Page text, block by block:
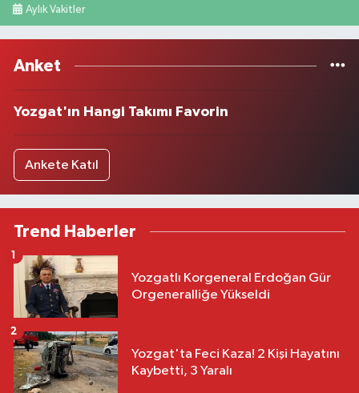
Aylık Vakitler
Anket
Yozgat'ın Hangi Takımı Favorin
Ankete Katıl
Trend Haberler
Yozgatlı Korgeneral Erdoğan Gür
Orgeneralliğe Yükseldi
1
Yozgat'ta Feci Kaza! 2 Kişi Hayatını
Kaybetti, 3 Yaralı
2